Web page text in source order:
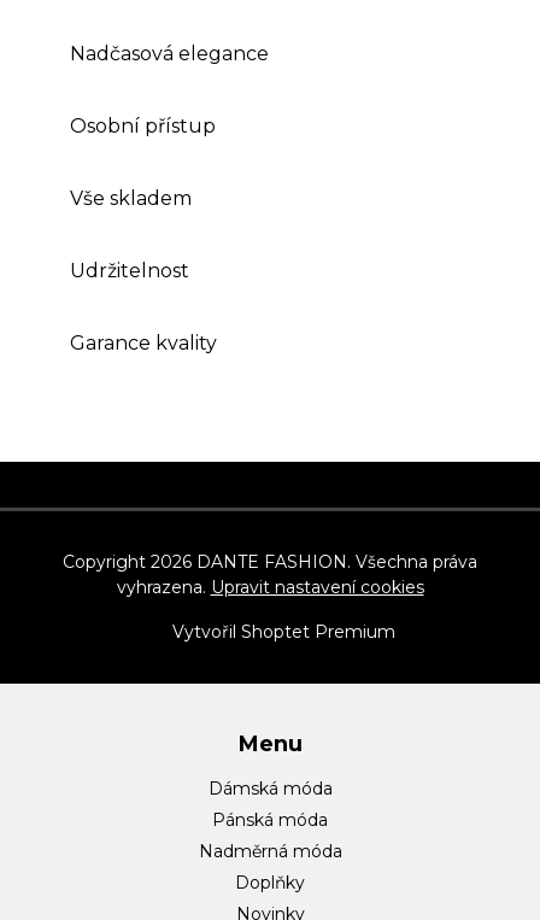
Nadčasová elegance
Osobní přístup
Vše skladem
Udržitelnost
Garance kvality
á
í
Vytvořil Shoptet Premium
Copyright 2026 DANTE FASHION. Všechna práva
vyhrazena. Upravit nastavení cookies
Menu
Dámská móda
Pánská móda
Nadměrná móda
Doplňky
Novinky